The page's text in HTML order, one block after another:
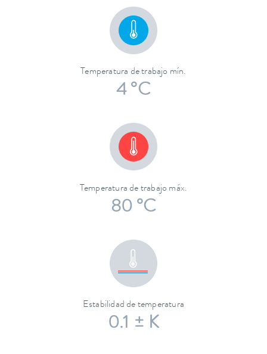
Temperatura de trabajo mín.
4 °C
Temperatura de trabajo máx.
80 °C
Estabilidad de temperatura
0.1 ± K